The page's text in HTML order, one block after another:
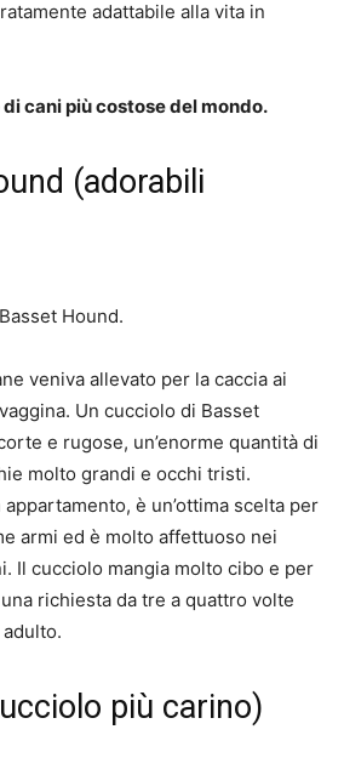
adattabile alla vita in
cani più costose del mondo.
(adorabili
Hound.
veniva allevato per la caccia ai
Un cucciolo di Basset
e rugose, un’enorme quantità di
molto grandi e occhi tristi.
è un’ottima scelta per
armi ed è molto affettuoso nei
Il cucciolo mangia molto cibo e per
richiesta da tre a quattro volte
più carino)